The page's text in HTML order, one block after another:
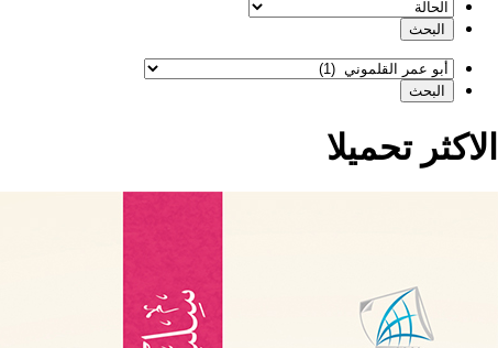
الاكثر تحميلا